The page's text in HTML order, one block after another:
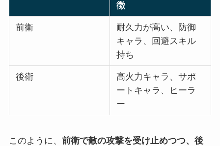
徴
前衛
耐久力が高い、防御
キャラ、回避スキル
持ち
後衛
高火力キャラ、サポ
ートキャラ、ヒーラ
ー
このように、 前衛で敵の攻撃を受け止めつつ、後